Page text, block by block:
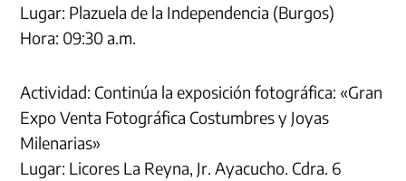
Lugar: Plazuela de la Independencia (Burgos)
Hora: 09:30 a.m.
Actividad: Continúa la exposición fotográfica: «Gran
Expo Venta Fotográfica Costumbres y Joyas
Milenarias»
Lugar: Licores La Reyna, Jr. Ayacucho. Cdra. 6